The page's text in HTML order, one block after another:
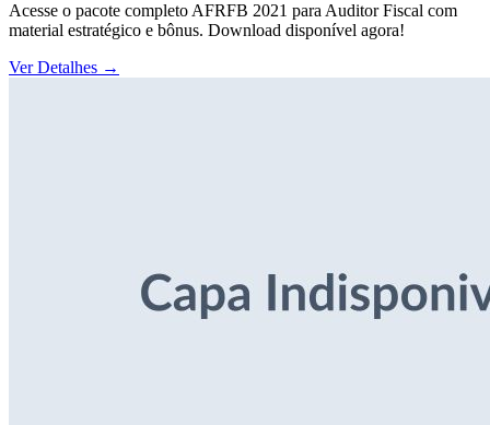
Acesse o pacote completo AFRFB 2021 para Auditor Fiscal com
material estratégico e bônus. Download disponível agora!
Ver Detalhes →